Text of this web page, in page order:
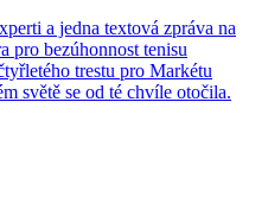
a jedna textová zpráva na
pro bezúhonnost tenisu
trestu pro Markétu
světě se od té chvíle otočila.